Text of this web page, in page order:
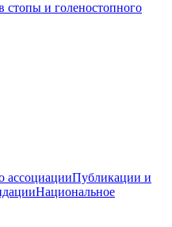
стопы и голеностопного
ассоциацииПубликации и
Национальное